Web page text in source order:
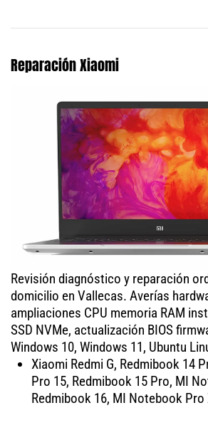
Reparación Xiaomi
Revisión diagnóstico y reparación
domicilio en Vallecas. Averías
ampliaciones CPU memoria RAM
SSD NVMe, actualización BIOS
Windows 10, Windows 11, Ubuntu
Xiaomi Redmi G, Redmibook 14
Pro 15, Redmibook 15 Pro, MI
Redmibook 16, MI Notebook Pro